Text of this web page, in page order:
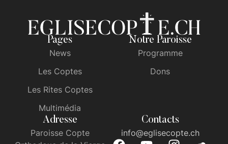
Pages
News
Les Coptes
Les Rites Coptes
Multimédia
Notre Paroisse
Programme
Dons
Adresse
Paroisse Copte
Contacts
info@eglisecopte.ch